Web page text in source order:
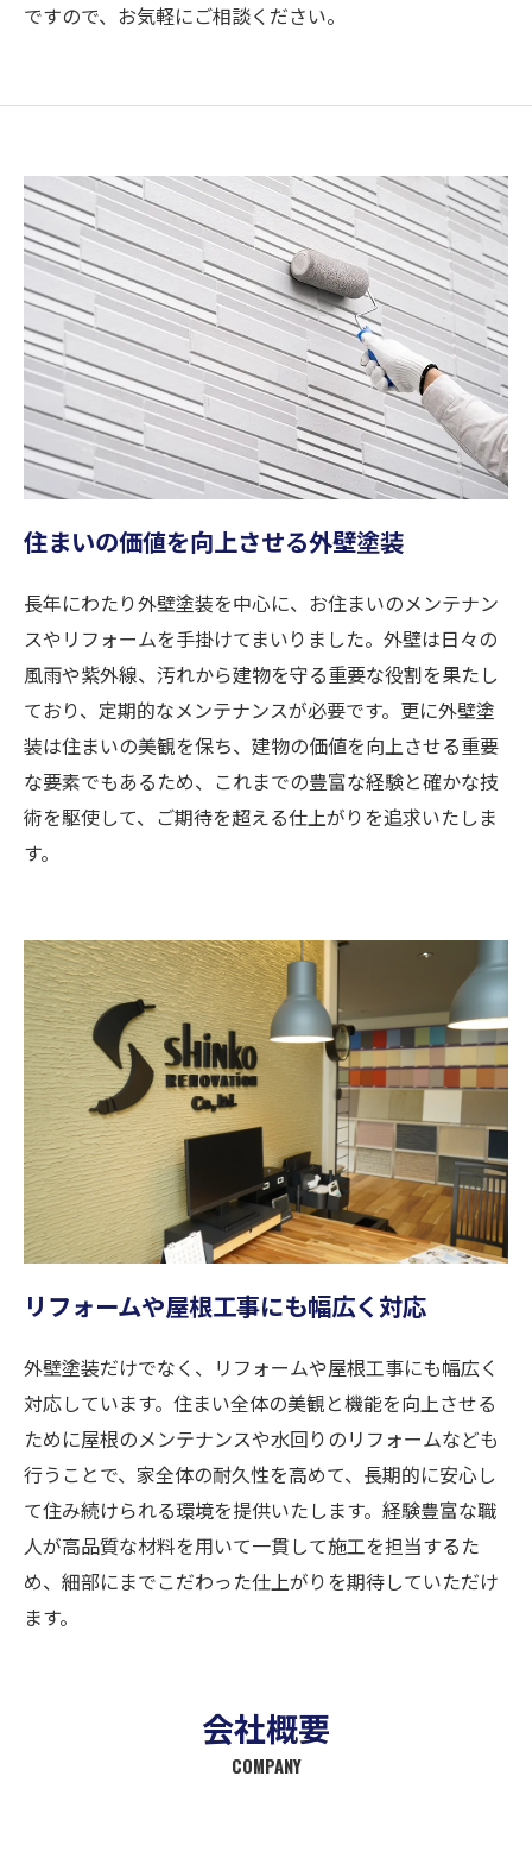
ですので、お気軽にご相談ください。
住まいの価値を向上させる外壁塗装
長年にわたり外壁塗装を中心に、お住まいのメンテナン
スやリフォームを手掛けてまいりました。外壁は日々の
風雨や紫外線、汚れから建物を守る重要な役割を果たし
ており、定期的なメンテナンスが必要です。更に外壁塗
装は住まいの美観を保ち、建物の価値を向上させる重要
な要素でもあるため、これまでの豊富な経験と確かな技
術を駆使して、ご期待を超える仕上がりを追求いたしま
す。
リフォームや屋根工事にも幅広く対応
外壁塗装だけでなく、リフォームや屋根工事にも幅広く
対応しています。住まい全体の美観と機能を向上させる
ために屋根のメンテナンスや水回りのリフォームなども
行うことで、家全体の耐久性を高めて、長期的に安心し
て住み続けられる環境を提供いたします。経験豊富な職
人が高品質な材料を用いて一貫して施工を担当するた
め、細部にまでこだわった仕上がりを期待していただけ
ます。
会社概要
COMPANY